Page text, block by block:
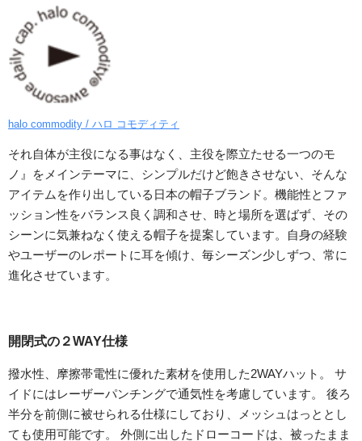
halo commodity / ハロ コモディティ
それ自体が主役になる事はなく、主役を際立たせる一つのモ
ノ』をメインテーマに、シンプルだけど飽きさせない、そんな
アイテムを作り出している日本の帽子ブランド。機能性とファ
ッション性をバランス良く調和させ、時と場所を選ばず、その
シーンに気兼ねなく使える帽子を提案しています。自身の経験
やユーザーのレポートに耳を傾け、毎シーズン少しずつ、常に
進化させています。
開閉式の２WAY仕様
撥水性、摩擦帯電性に優れた素材を使用した2WAYハット。 サ
イドにはレーザーパンチングで通気性を考慮しています。 後ろ
半分を前側に被せられる仕様にしており、メッシュはっととし
ても使用可能です。 外側に出したドローコードは、被ったまま